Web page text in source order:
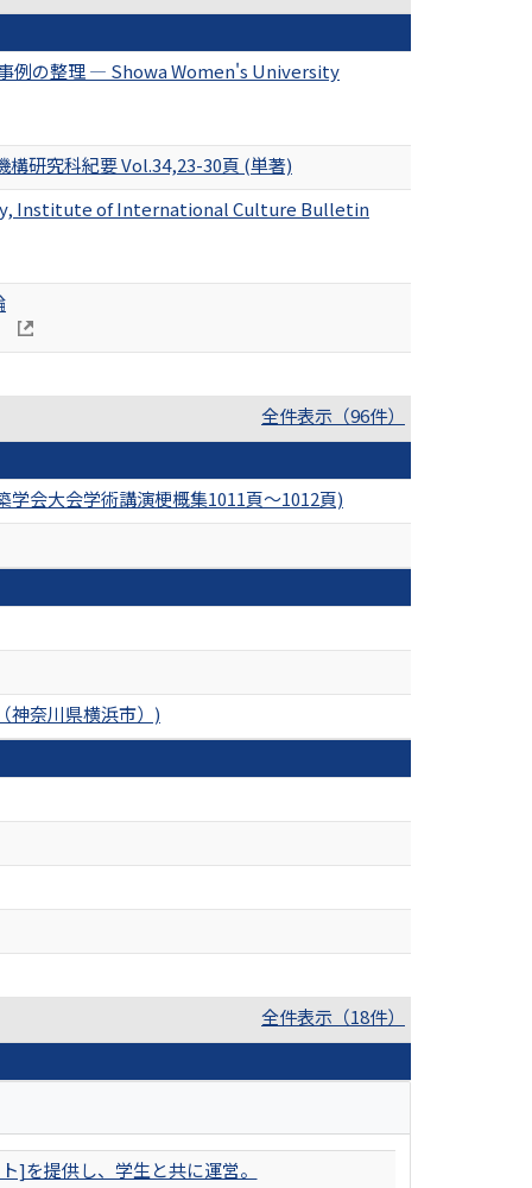
例の整理 ― Showa Women's University
構研究科紀要 Vol.34,23-30頁 (単著)
Institute of International Culture Bulletin
全件表示（96件）
会大会学術講演梗概集1011頁～1012頁)
神奈川県横浜市）)
全件表示（18件）
]を提供し、学生と共に運営。